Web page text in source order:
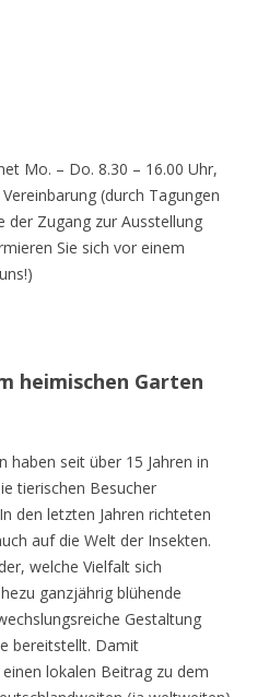
Mo. – Do. 8.30 – 16.00 Uhr,
(durch Tagungen
der Zugang zur Ausstellung
Sie sich vor einem
heimischen Garten
haben seit über 15 Jahren in
tierischen Besucher
den letzten Jahren richteten
auf die Welt der Insekten.
welche Vielfalt sich
ganzjährig blühende
Gestaltung
bereitstellt. Damit
lokalen Beitrag zu dem